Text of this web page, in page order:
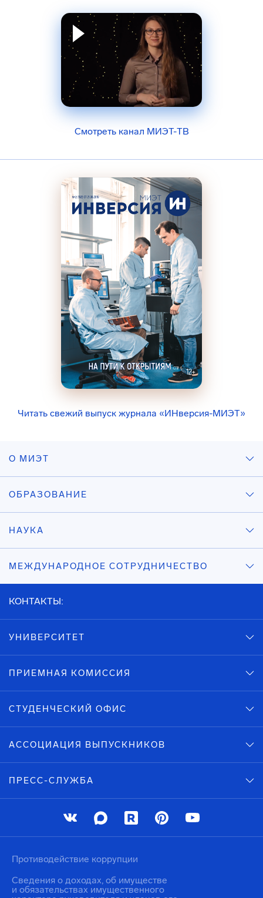
Смотреть канал МИЭТ-ТВ
Читать свежий выпуск журнала «ИНверсия-МИЭТ»
О МИЭТ
ОБРАЗОВАНИЕ
НАУКА
МЕЖДУНАРОДНОЕ СОТРУДНИЧЕСТВО
КОНТАКТЫ:
УНИВЕРСИТЕТ
ПРИЕМНАЯ КОМИССИЯ
СТУДЕНЧЕСКИЙ ОФИС
АССОЦИАЦИЯ ВЫПУСКНИКОВ
ПРЕСС-СЛУЖБА
Противодействие коррупции
Сведения о доходах, об имуществе
и обязательствах имущественного